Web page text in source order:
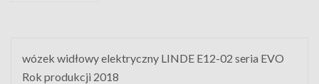
wózek widłowy elektryczny LINDE E12-02 seria EVO
Rok produkcji 2018